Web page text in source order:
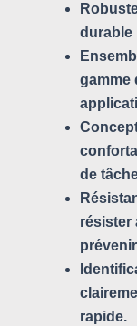
durable
gamme
de
résister
rapide.